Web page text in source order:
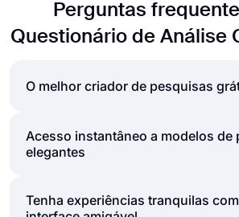
Perguntas
Questionário de Análise
O melhor criador de pesquisas
Se você está procurando uma
fácil de criar grandes pesquisas,
de personalização, forms.app
Acesso instantâneo a modelos de
elegantes
A grande biblioteca de modelos
Tenha experiências tranquilas